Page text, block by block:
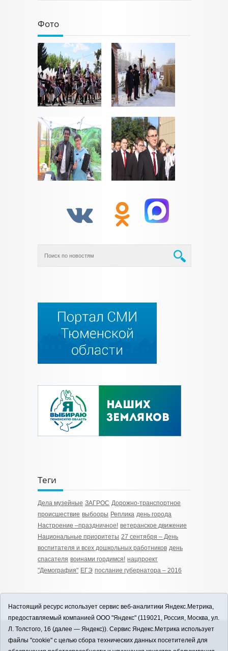
Фото
Теги
Дела музейные ЗАГРОС Дорожно-транспортное
происшествие выбооры Реплика день города
Настроение –праздничное! ветеранское движение
Национальные приоритеты 27 сентября – День
воспитателя и всех дошкольных работников день
спасателя воинами гордимся! нацпроект
"Демография" ЕГЭ послание губернатора – 2016
12+
ЗАВОДОУКОВСК online / Новости
Настоящий ресурс использует сервис веб-аналитики Яндекс.Метрика,
предоставляемый компанией ООО "Яндекс" (119021, Россия, Москва, ул.
Л. Толстого, 16 (далее — Яндекс)). Сервис Яндекс.Метрика использует
файлы "cookie" с целью сбора технических данных посетителей для